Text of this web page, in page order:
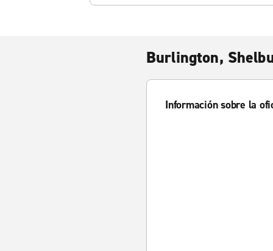
Burlington,
Información sobre la